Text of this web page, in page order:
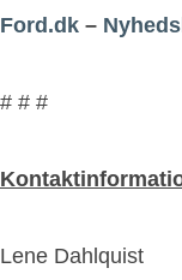
Ford.dk –
# # #
Lene Dahlquist